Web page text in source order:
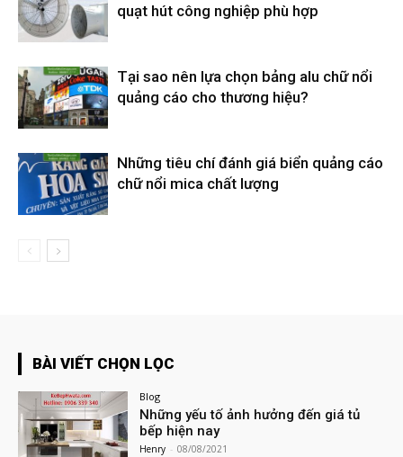
quạt hút công nghiệp phù hợp
Tại sao nên lựa chọn bảng alu chữ nổi
quảng cáo cho thương hiệu?
Những tiêu chí đánh giá biển quảng cáo
chữ nổi mica chất lượng
BÀI VIẾT CHỌN LỌC
Blog
Những yếu tố ảnh hưởng đến giá tủ
bếp hiện nay
Henry - 08/08/2021